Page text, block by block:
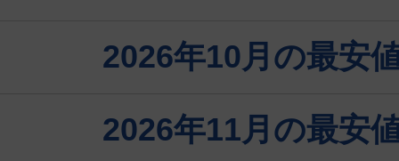
2026年10月の最安
2026年11月の最安